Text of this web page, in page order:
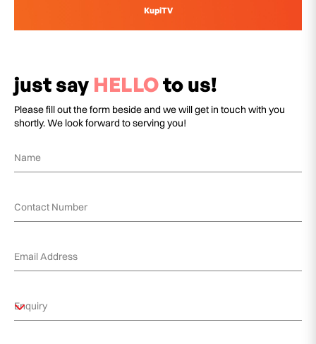
KupiTV
just say HELLOto us!
Please fill out the form beside and we will get in touch with you
shortly. We look forward to serving you!